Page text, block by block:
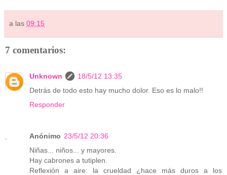
a las 09:15
7 comentarios:
Unknown
18/5/12 13:35
Detrás de todo esto hay mucho dolor. Eso es lo malo!!
Responder
Anónimo 23/5/12 20:36
Niñas... niños... y mayores.
Hay cabrones a tutiplen.
Reflexión a aire: la crueldad ¿hace más duros a los